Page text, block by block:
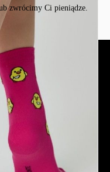
zwrócimy Ci pieniądze.